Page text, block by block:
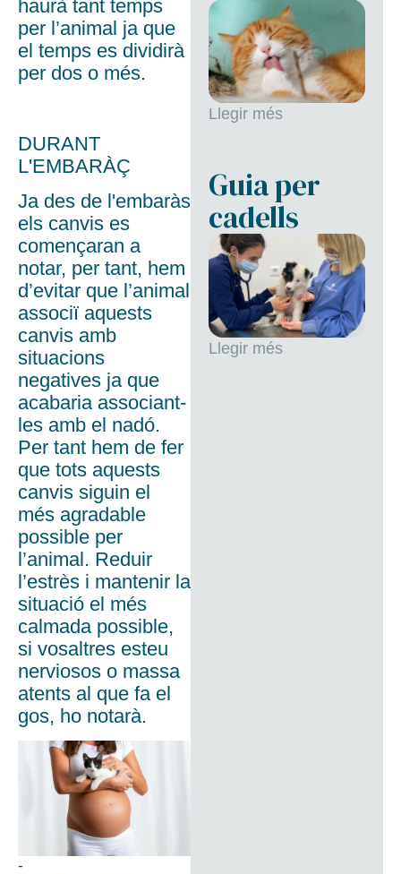
haurà tant temps
per l’animal ja que
el temps es dividirà
per dos o més.
DURANT
L'EMBARÀÇ
Ja des de l'embaràs
els canvis es
començaran a
notar, per tant, hem
d’evitar que l’animal
associï aquests
canvis amb
situacions
negatives ja que
acabaria associant-
les amb el nadó.
Per tant hem de fer
que tots aquests
canvis siguin el
més agradable
possible per
l’animal. Reduir
l’estrès i mantenir la
situació el més
calmada possible,
si vosaltres esteu
nerviosos o massa
atents al que fa el
gos, ho notarà.
-
Llegir més
Guia per
cadells
Llegir més